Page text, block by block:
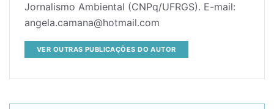
Jornalismo Ambiental (CNPq/UFRGS). E-mail:
angela.camana@hotmail.com
VER OUTRAS PUBLICAÇÕES DO AUTOR